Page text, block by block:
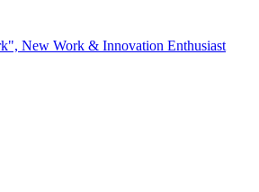
New Work & Innovation Enthusiast